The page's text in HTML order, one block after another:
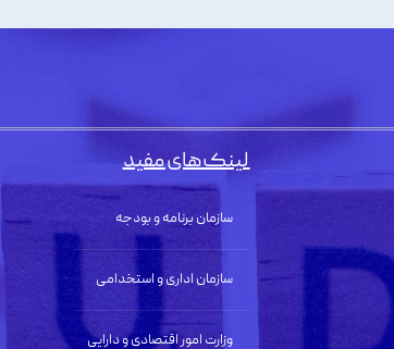
لینک‌های مفید
سازمان برنامه و بودجه
سازمان اداری و استخدامی
وزارت امور اقتصادی و دارایی